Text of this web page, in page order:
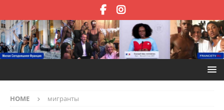
HOME мигранты